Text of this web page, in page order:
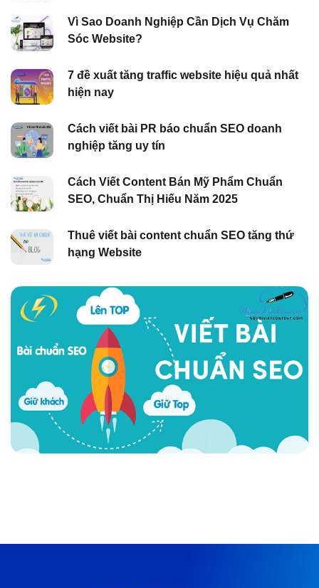
Vì Sao Doanh Nghiệp Cần Dịch Vụ Chăm
Sóc Website?
7 đề xuất tăng traffic website hiệu quả nhất
hiện nay
Cách viết bài PR báo chuẩn SEO doanh
nghiệp tăng uy tín
Cách Viết Content Bán Mỹ Phẩm Chuẩn
SEO, Chuẩn Thị Hiếu Năm 2025
Thuê viết bài content chuẩn SEO tăng thứ
hạng Website